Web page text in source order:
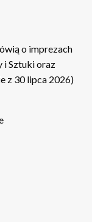
o imprezach
i Sztuki oraz
z 30 lipca 2026)